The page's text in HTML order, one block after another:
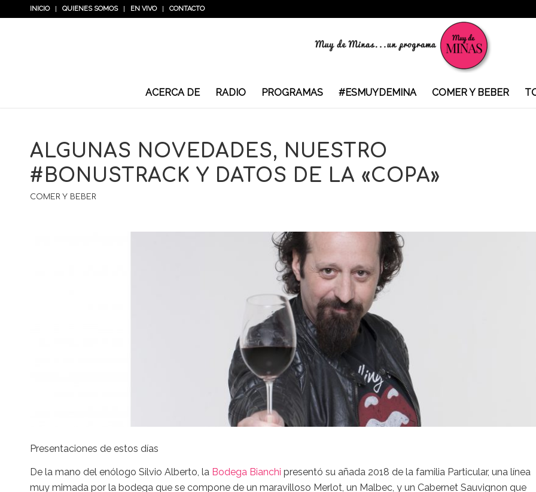
INICIO QUIENES SOMOS EN VIVO CONTACTO
ACERCA DE RADIO PROGRAMAS #ESMUYDEMINA COMER Y BEBER
ALGUNAS NOVEDADES, NUESTRO
#BONUSTRACK Y DATOS DE LA «COPA»
COMER Y BEBER
Presentaciones de estos días
De la mano del enólogo Silvio Alberto, la Bodega Bianchi presentó su añada 2018 de la familia Particular, una línea
muy mimada por la bodega que se compone de un maravilloso Merlot, un Malbec, y un Cabernet Sauvignon que